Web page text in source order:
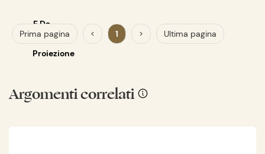
E Da
Proiezione
Prima pagina < 1 > Ultima pagina
Argomenti correlati